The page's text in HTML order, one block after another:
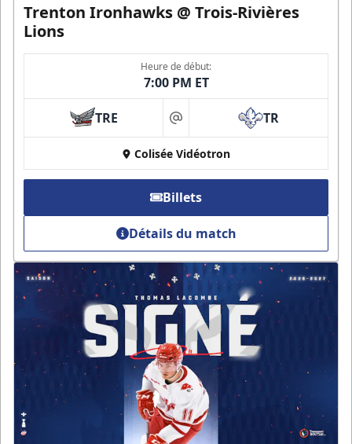
Trenton Ironhawks @ Trois-Rivières
Lions
Heure de début:
7:00 PM ET
TRE at TR
Colisée Vidéotron
Billets
Détails du match